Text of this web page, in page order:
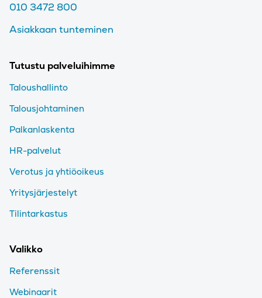
010 3472 800
Asiakkaan tunteminen
Tutustu palveluihimme
Taloushallinto
Talousjohtaminen
Palkanlaskenta
HR-palvelut
Verotus ja yhtiöoikeus
Yritysjärjestelyt
Tilintarkastus
Valikko
Referenssit
Webinaarit